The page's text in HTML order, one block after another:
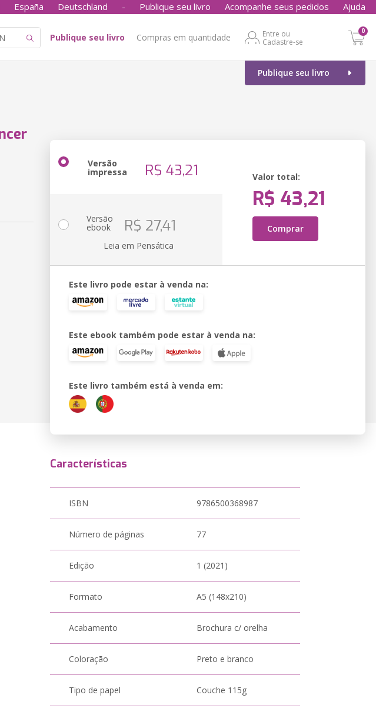
España Deutschland - Publique seu livro Acompanhe seus pedidos Ajuda
Publique seu livro Compras em quantidade
Entre ou
Cadastre-se
0
Publique seu livro
Versão
impressa R$ 43,21 Valor total:
R$ 43,21
Comprar
Versão
ebook R$ 27,41
Leia em Pensática
Este livro pode estar à venda na:
Este ebook também pode estar à venda na:
Este livro também está à venda em:
Características
ISBN 9786500368987
Número de páginas 77
Edição 1 (2021)
Formato A5 (148x210)
Acabamento Brochura c/ orelha
Coloração Preto e branco
Tipo de papel Couche 115g